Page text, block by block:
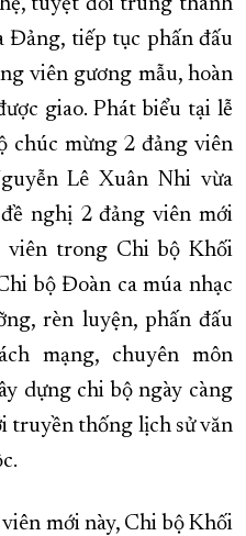
Đảng, tiếp tục phấn đấu
viên gương mẫu, hoàn
giao. Phát biểu tại lễ
chúc mừng 2 đảng viên
Lê Xuân Nhi vừa
nghị 2 đảng viên mới
viên trong Chi bộ Khối
bộ Đoàn ca múa nhạc
rèn luyện, phấn đấu
mạng, chuyên môn
dựng chi bộ ngày càng
truyền thống lịch sử văn
mới này, Chi bộ Khối